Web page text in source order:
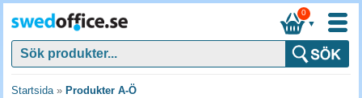
▼
0
Startsida» Produkter A-Ö